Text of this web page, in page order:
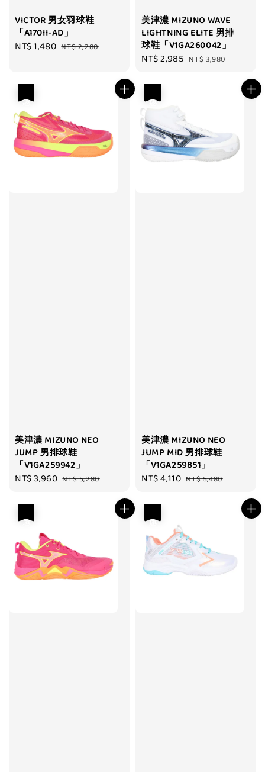
VICTOR 男女羽球鞋
「A170II-AD」
Sale
NT$ 1,480 Regular
NT$ 2,280
美津濃 MIZUNO WAVE
LIGHTNING ELITE 男排
球鞋「V1GA260042」
Sale
NT$ 2,985 Regular
NT$ 3,980
美津濃 MIZUNO NEO
JUMP 男排球鞋
「V1GA259942」
Sale
NT$ 3,960 Regular
NT$ 5,280
美津濃 MIZUNO NEO
JUMP MID 男排球鞋
「V1GA259851」
Sale
NT$ 4,110 Regular
NT$ 5,480